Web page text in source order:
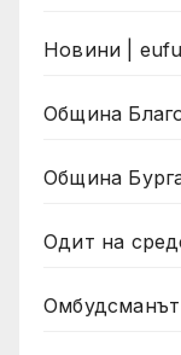
Новини |
Община
Община
Одит на
Омбудсманът